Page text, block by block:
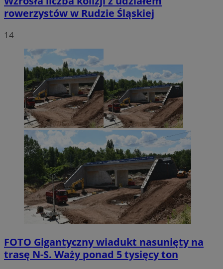
rowerzystów w Rudzie Śląskiej
14
FOTO Gigantyczny wiadukt nasunięty na
trasę N-S. Waży ponad 5 tysięcy ton